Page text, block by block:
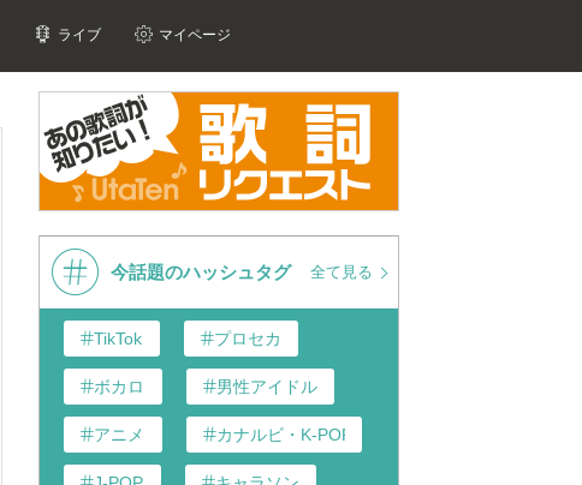
ライブ マイページ
今話題のハッシュタグ 全て見る
TikTok プロセカ
ボカロ 男性アイドル
アニメ カナルビ・K-POP和訳